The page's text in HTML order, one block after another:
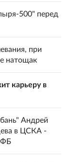
500" перед
при
натощак
карьеру в
Андрей
в ЦСКА -